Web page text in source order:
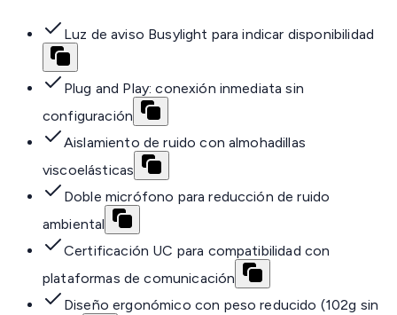
Luz de aviso Busylight para indicar disponibilidad
Plug and Play: conexión inmediata sin
configuración
Aislamiento de ruido con almohadillas
viscoelásticas
Doble micrófono para reducción de ruido
ambiental
Certificación UC para compatibilidad con
plataformas de comunicación
Diseño ergonómico con peso reducido (102g sin